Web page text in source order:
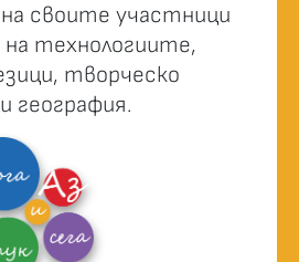
своите участници
технологиите,
творческо
география.